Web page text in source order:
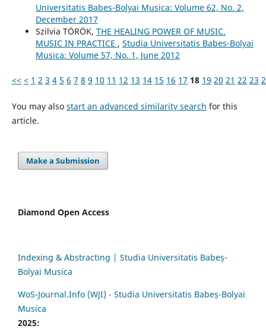
Universitatis Babes-Bolyai Musica: Volume 62, No. 2,
December 2017
Szilvia TÖRÖK, THE HEALING POWER OF MUSIC.
MUSIC IN PRACTICE , Studia Universitatis Babes-Bolyai
Musica: Volume 57, No. 1, June 2012
<< < 1 2 3 4 5 6 7 8 9 10 11 12 13 14 15 16 17 18 19 20 21 22 23
You may also start an advanced similarity search for this
article.
Make a Submission
Diamond Open Access
Indexing & Abstracting | Studia Universitatis Babeș-
Bolyai Musica
WoS-Journal.Info (WJI) - Studia Universitatis Babeș-Bolyai
Musica
2025: